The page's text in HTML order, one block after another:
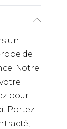
un
de
Notre
pour
Portez-